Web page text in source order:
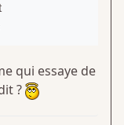
qui essaye de
?